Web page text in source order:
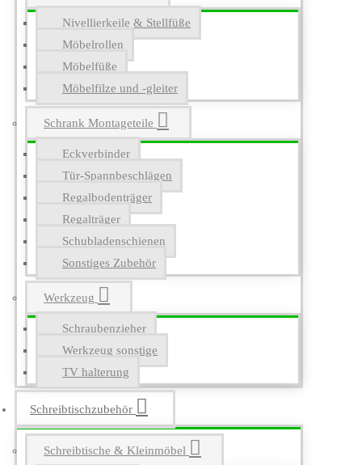
Nivellierkeile & Stellfüße
Möbelrollen
Möbelfüße
Möbelfilze und -gleiter
Schrank Montageteile
Eckverbinder
Tür-Spannbeschlägen
Regalbodenträger
Regalträger
Schubladenschienen
Sonstiges Zubehör
Werkzeug
Schraubenzieher
Werkzeug sonstige
TV halterung
Schreibtischzubehör
Schreibtische & Kleinmöbel